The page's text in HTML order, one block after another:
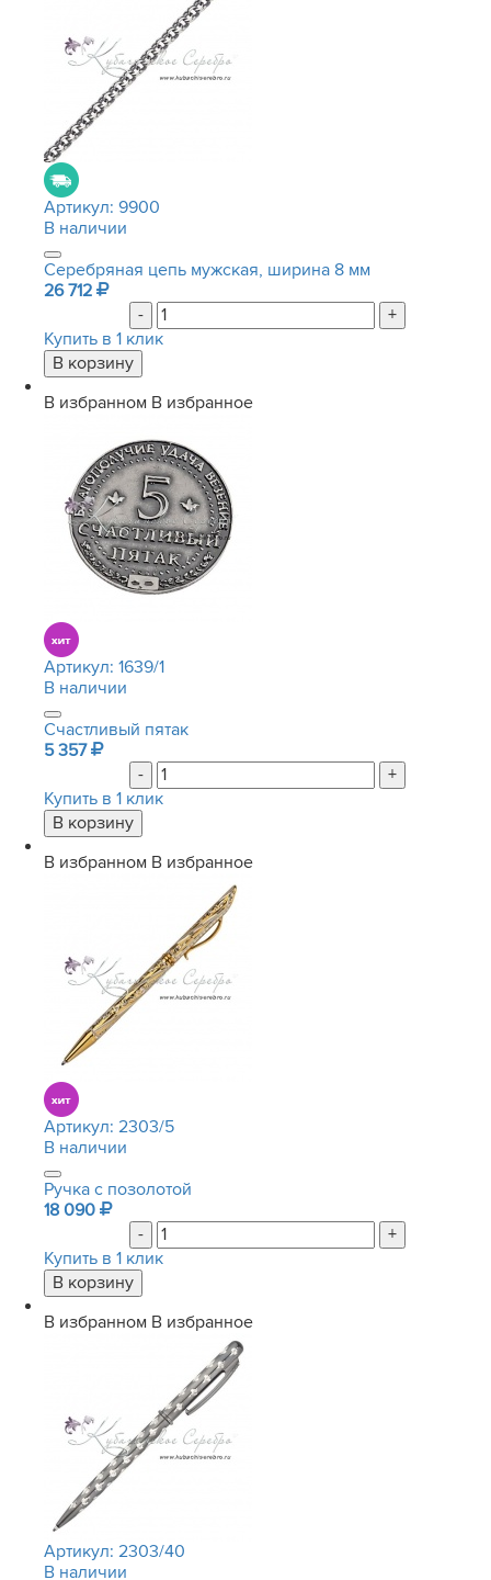
Артикул: 9900
В наличии
Серебряная цепь мужская, ширина 8 мм
26 712
-
+
Купить в 1 клик
В избранном В избранное
Артикул: 1639/1
В наличии
Счастливый пятак
5 357
-
+
Купить в 1 клик
В избранном В избранное
Артикул: 2303/5
В наличии
Ручка с позолотой
18 090
-
+
Купить в 1 клик
В избранном В избранное
Артикул: 2303/40
В наличии